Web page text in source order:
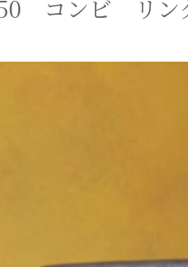
コンビ リン